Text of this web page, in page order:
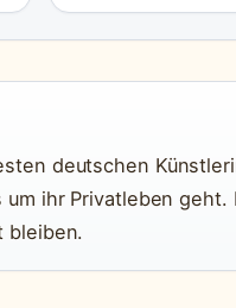
deutschen
ihr Privatleben geht.
bleiben.